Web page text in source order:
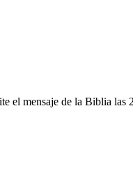
el mensaje de la Biblia las